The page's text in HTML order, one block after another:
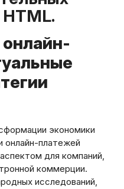
онлайн-
экономики
онлайн-платежей
для компаний,
коммерции.
исследований,